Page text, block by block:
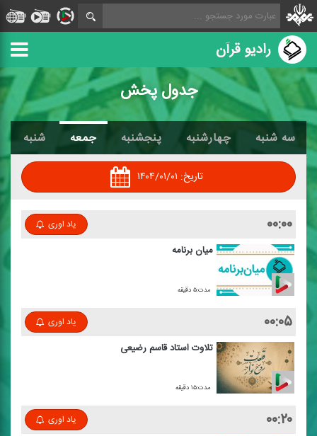
رادیو قرآن
جدول پخش
سه شنبه چهارشنبه پنجشنبه جمعه شنبه
تاریخ: ۱۴۰۴/۰۱/۰۱
۰۰:۰۰ یاد اوری
میان برنامه
مدت:۵ دقیقه
۰۰:۰۵ یاد اوری
تلاوت استاد قاسم رضیعی
مدت:۱۵ دقیقه
۰۰:۲۰ یاد اوری